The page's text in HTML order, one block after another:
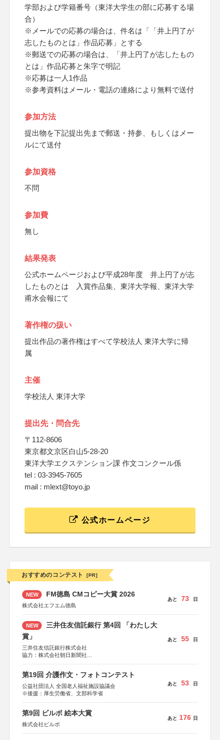
学部および学籍番号（東洋大学生の部に応募する場
合）
※メールでの応募の場合は、件名は「「井上円了が
志したものとは」作品応募」とする
※郵送での応募の場合は、「井上円了が志したもの
とは」作品応募と朱字で明記
※応募は一人1作品
※参考資料はメール・電話の連絡により無料で送付
参加方法
提出物を下記提出先まで郵送・持参、もしくはメー
ルにて送付
参加資格
不問
参加費
無し
結果発表
公式ホームページおよび平成28年度 井上円了が志
したものとは 入賞作品集、東洋大学報、東洋大学
甫水会報にて
著作権の扱い
提出作品の著作権はすべて学校法人 東洋大学に帰
属
主催
学校法人 東洋大学
提出先・問合先
〒112-8606
東京都文京区白山5-28-20
東洋大学エクステンション課 作文コンクール係
tel : 03-3945-7605
mail : mlext@toyo.jp
公式ホームページ
おすすめのコンテスト [PR]
NEW FM徳島 CMコピー大賞 2026
株式会社エフエム徳島
あと 73 日
NEW
三井住友信託銀行 第4回 「わたし大
賞」
三井住友信託銀行株式会社
協力：株式会社朝日新聞社
あと 55 日
第19回 介護作文・フォトコンテスト
公益社団法人 全国老人福祉施設協議会
※後援：厚生労働省、文部科学省
あと 53 日
第9回 ビルボ 絵本大賞
株式会社ビルボ
あと 176 日